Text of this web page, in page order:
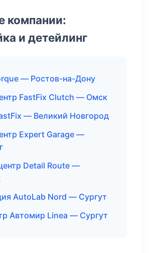
компании:
и детейлинг
— Ростов-на-Дону
FastFix Clutch — Омск
— Великий Новгород
Expert Garage —
Detail Route —
AutoLab Nord — Сургут
Автомир Linea — Сургут